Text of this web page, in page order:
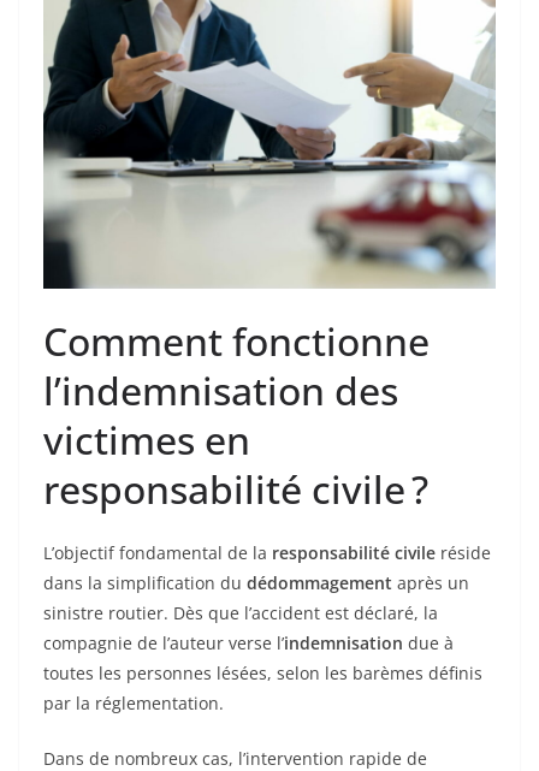
Comment fonctionne
l’indemnisation des
victimes en
responsabilité civile ?
L’objectif fondamental de la responsabilité civile réside
dans la simplification du dédommagement après un
sinistre routier. Dès que l’accident est déclaré, la
compagnie de l’auteur verse l’indemnisation due à
toutes les personnes lésées, selon les barèmes définis
par la réglementation.
Dans de nombreux cas, l’intervention rapide de